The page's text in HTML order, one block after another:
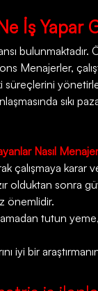
İş Yapar
bulunmaktadır.
Menajerler,
süreçlerini
sıkı
Nasıl
çalışmaya karar
olduktan sonra
önemlidir.
tutun
iyi bir